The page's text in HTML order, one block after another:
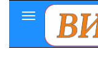
Toggle
Navigation